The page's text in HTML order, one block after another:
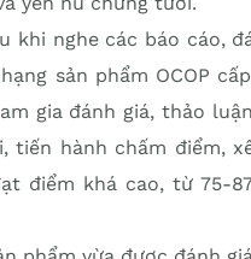
khi nghe các báo cáo,
sản phẩm OCOP
gia đánh giá, thảo
tiến hành chấm điểm,
điểm khá cao, từ 75-